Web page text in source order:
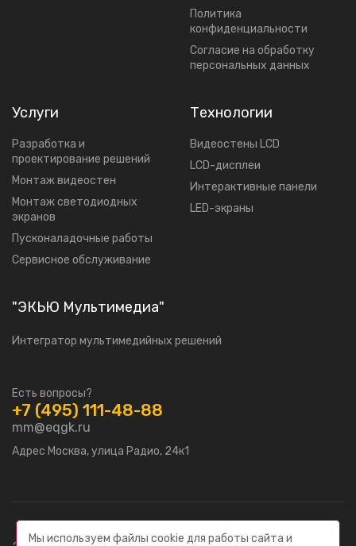
Политика
конфиденциальности
Согласие на обработку
персональных данных
Услуги
Разработка и
проектирование решений
Mонтаж видеостен
Moнтаж светодиодных
экранов
Пусконаладочные работы
Сервисное обслуживание
Технологии
Видеостены LCD
LCD-дисплеи
Интерактивные панели
LED-экраны
"ЭКЬЮ Мультимедиа"
Интегратор мультимедийных решений
Есть вопросы?
+7 (495) 111-48-88
mm@eqgk.ru
Адрес Москва, улица Радио, 24к1
Мы используем файлы cookie для работы сайта и